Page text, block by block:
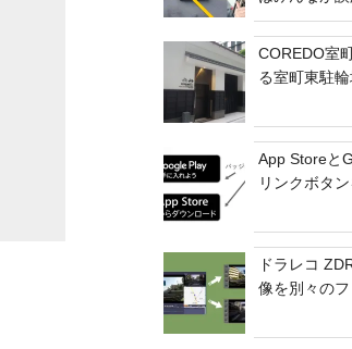
COREDO室
る室町東駐
App Storeと
リンクボタ
ドラレコ
像を別々の